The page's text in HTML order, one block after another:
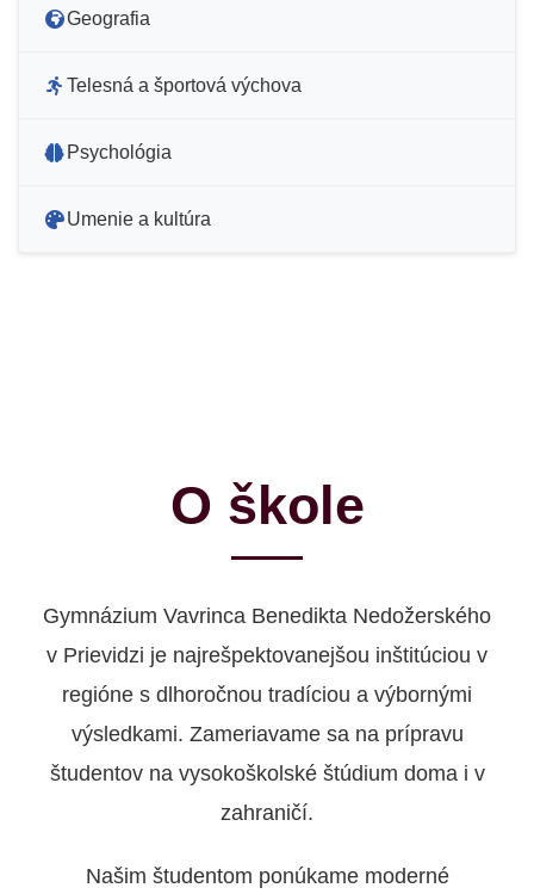
Geografia
Telesná a športová výchova
Psychológia
Umenie a kultúra
O škole
Gymnázium Vavrinca Benedikta Nedožerského
v Prievidzi je najrešpektovanejšou inštitúciou v
regióne s dlhoročnou tradíciou a výbornými
výsledkami. Zameriavame sa na prípravu
študentov na vysokoškolské štúdium doma i v
zahraničí.
Našim študentom ponúkame moderné